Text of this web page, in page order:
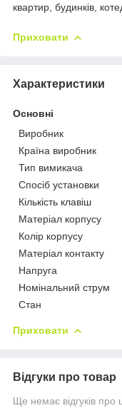
квартир, будинків,
Приховати
Характеристики
Основні
Виробник
Країна виробник
Тип вимикача
Спосіб установки
Кількість клавіш
Матеріал корпусу
Колір корпусу
Матеріал контакту
Напруга
Номінальний струм
Стан
Приховати
Відгуки про товар
Ще немає відгуків про